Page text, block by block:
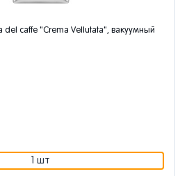
del caffe "Crema Vellutata", вакуумный
1 шт